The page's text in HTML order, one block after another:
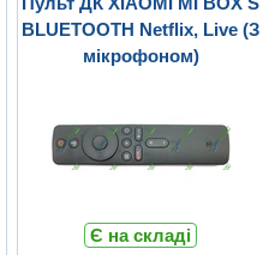
BLUETOOTH Netflix, Live (З
мікрофоном)
Є на складі